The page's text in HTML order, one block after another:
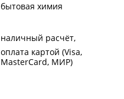
бытовая химия
наличный расчёт
оплата картой (Visa,
MasterCard, МИР)